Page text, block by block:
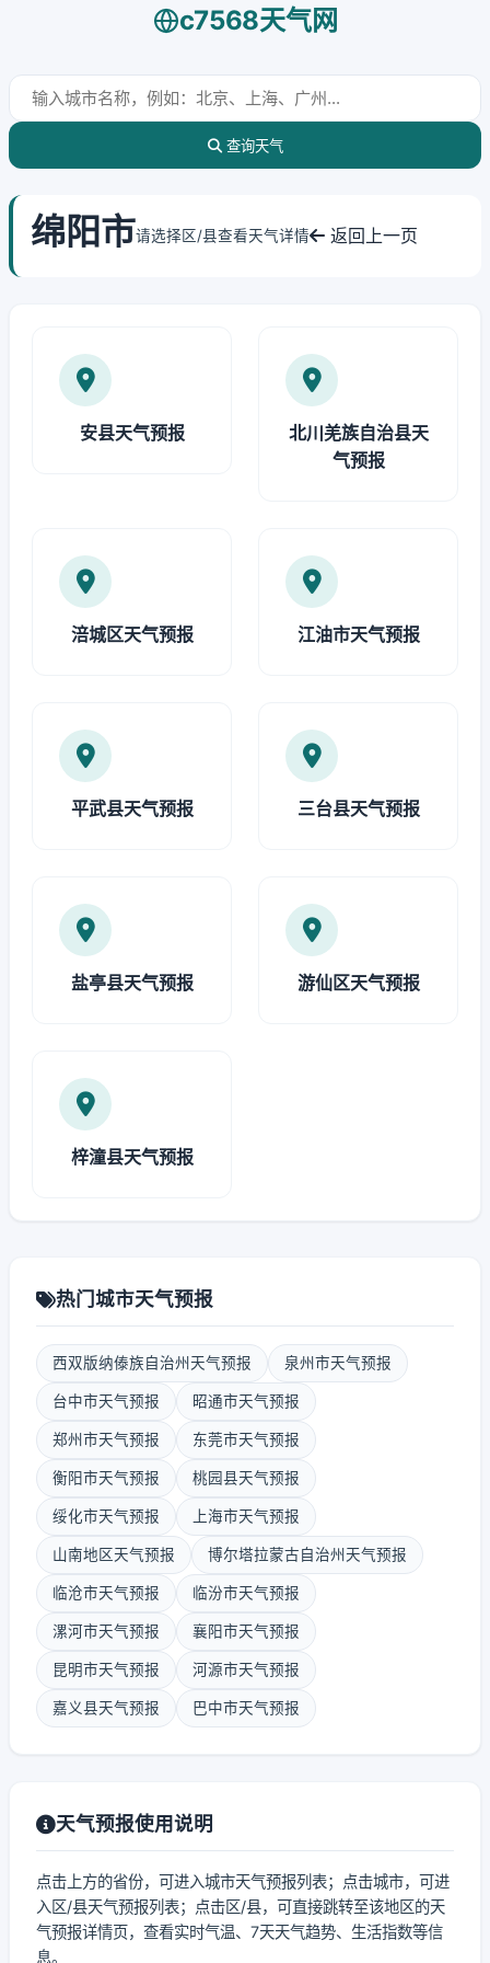
c7568天气网
查询天气
绵阳市请选择区/县查看天气详情 返回上一页
安县天气预报
北川羌族自治县天
气预报
涪城区天气预报 江油市天气预报
平武县天气预报 三台县天气预报
盐亭县天气预报 游仙区天气预报
梓潼县天气预报
热门城市天气预报
西双版纳傣族自治州天气预报 泉州市天气预报
台中市天气预报 昭通市天气预报
郑州市天气预报 东莞市天气预报
衡阳市天气预报 桃园县天气预报
绥化市天气预报 上海市天气预报
山南地区天气预报 博尔塔拉蒙古自治州天气预报
临沧市天气预报 临汾市天气预报
漯河市天气预报 襄阳市天气预报
昆明市天气预报 河源市天气预报
嘉义县天气预报 巴中市天气预报
天气预报使用说明
点击上方的省份，可进入城市天气预报列表；点击城市，可进
入区/县天气预报列表；点击区/县，可直接跳转至该地区的天
气预报详情页，查看实时气温、7天天气趋势、生活指数等信
息。